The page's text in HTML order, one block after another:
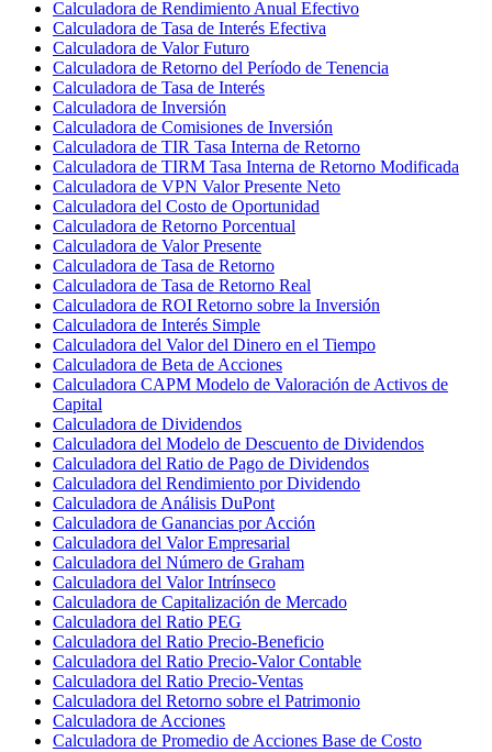
Calculadora de Rendimiento Anual Efectivo
Calculadora de Tasa de Interés Efectiva
Calculadora de Valor Futuro
Calculadora de Retorno del Período de Tenencia
Calculadora de Tasa de Interés
Calculadora de Inversión
Calculadora de Comisiones de Inversión
Calculadora de TIR Tasa Interna de Retorno
Calculadora de TIRM Tasa Interna de Retorno Modificada
Calculadora de VPN Valor Presente Neto
Calculadora del Costo de Oportunidad
Calculadora de Retorno Porcentual
Calculadora de Valor Presente
Calculadora de Tasa de Retorno
Calculadora de Tasa de Retorno Real
Calculadora de ROI Retorno sobre la Inversión
Calculadora de Interés Simple
Calculadora del Valor del Dinero en el Tiempo
Calculadora de Beta de Acciones
Calculadora CAPM Modelo de Valoración de Activos de
Capital
Calculadora de Dividendos
Calculadora del Modelo de Descuento de Dividendos
Calculadora del Ratio de Pago de Dividendos
Calculadora del Rendimiento por Dividendo
Calculadora de Análisis DuPont
Calculadora de Ganancias por Acción
Calculadora del Valor Empresarial
Calculadora del Número de Graham
Calculadora del Valor Intrínseco
Calculadora de Capitalización de Mercado
Calculadora del Ratio PEG
Calculadora del Ratio Precio-Beneficio
Calculadora del Ratio Precio-Valor Contable
Calculadora del Ratio Precio-Ventas
Calculadora del Retorno sobre el Patrimonio
Calculadora de Acciones
Calculadora de Promedio de Acciones Base de Costo